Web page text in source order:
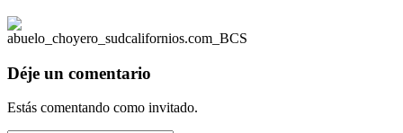
Déje un comentario
Estás comentando como invitado.